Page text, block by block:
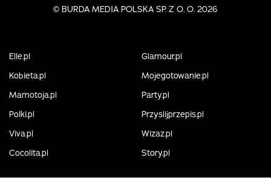
© BURDA MEDIA POLSKA SP. Z O. O. 2026
Elle.pl
Glamour.pl
Kobieta.pl
Mojegotowanie.pl
Mamotoja.pl
Party.pl
Polki.pl
Przyslijprzepis.pl
Viva.pl
Wizaz.pl
Cocolita.pl
Story.pl